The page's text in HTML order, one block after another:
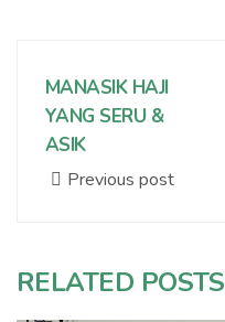
MANASIK HAJI
YANG SERU &
ASIK
Previous post
RELATED POSTS